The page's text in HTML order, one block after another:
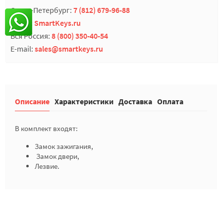
Санкт-Петербург: 7 (812) 679-96-88
Skype: SmartKeys.ru
Вся Россия: 8 (800) 350-40-54
E-mail: sales@smartkeys.ru
Описание Характеристики Доставка Оплата
В комплект входят:
Замок зажигания,
Замок двери,
Лезвие.